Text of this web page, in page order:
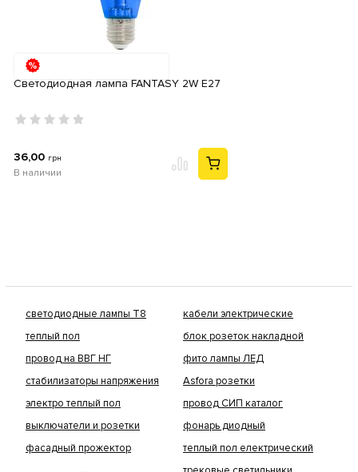
Светодиодная лампа FANTASY 2W E27
36,00 грн
В наличии
светодиодные лампы Т8
кабели электрические
теплый пол
блок розеток накладной
провод на ВВГ НГ
фито лампы ЛЕД
стабилизаторы напряжения
Asfora розетки
электро теплый пол
провод СИП каталог
выключатели и розетки
фонарь диодный
фасадный прожектор
теплый пол електрический